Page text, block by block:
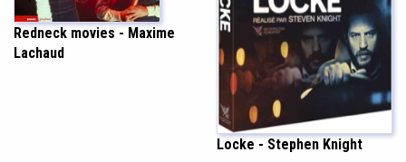
Redneck movies - Maxime
Lachaud
Locke - Stephen Knight